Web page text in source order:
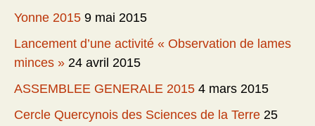
Yonne 2015 9 mai 2015
Lancement d’une activité « Observation de lames
minces » 24 avril 2015
ASSEMBLEE GENERALE 2015 4 mars 2015
Cercle Quercynois des Sciences de la Terre 25